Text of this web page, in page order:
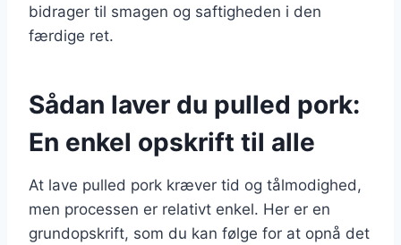
bidrager til smagen og saftigheden i den
færdige ret.
Sådan laver du pulled pork:
En enkel opskrift til alle
At lave pulled pork kræver tid og tålmodighed,
men processen er relativt enkel. Her er en
grundopskrift, som du kan følge for at opnå det